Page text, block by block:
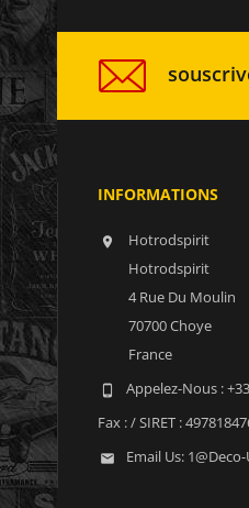
INFORMATIONS

Hotrodspirit
Hotrodspirit
4 Rue Du Moulin
70700 Choye
France
 Appelez-Nous :
Fax :/ SIRET :
 Email Us: